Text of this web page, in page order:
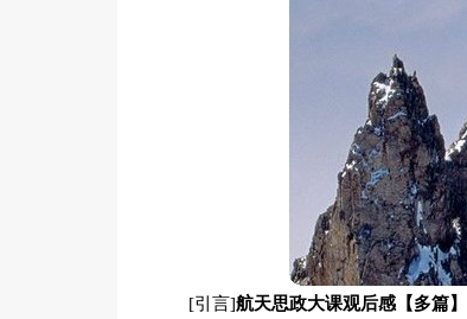
[引言]航天思政大课观后感【多篇】